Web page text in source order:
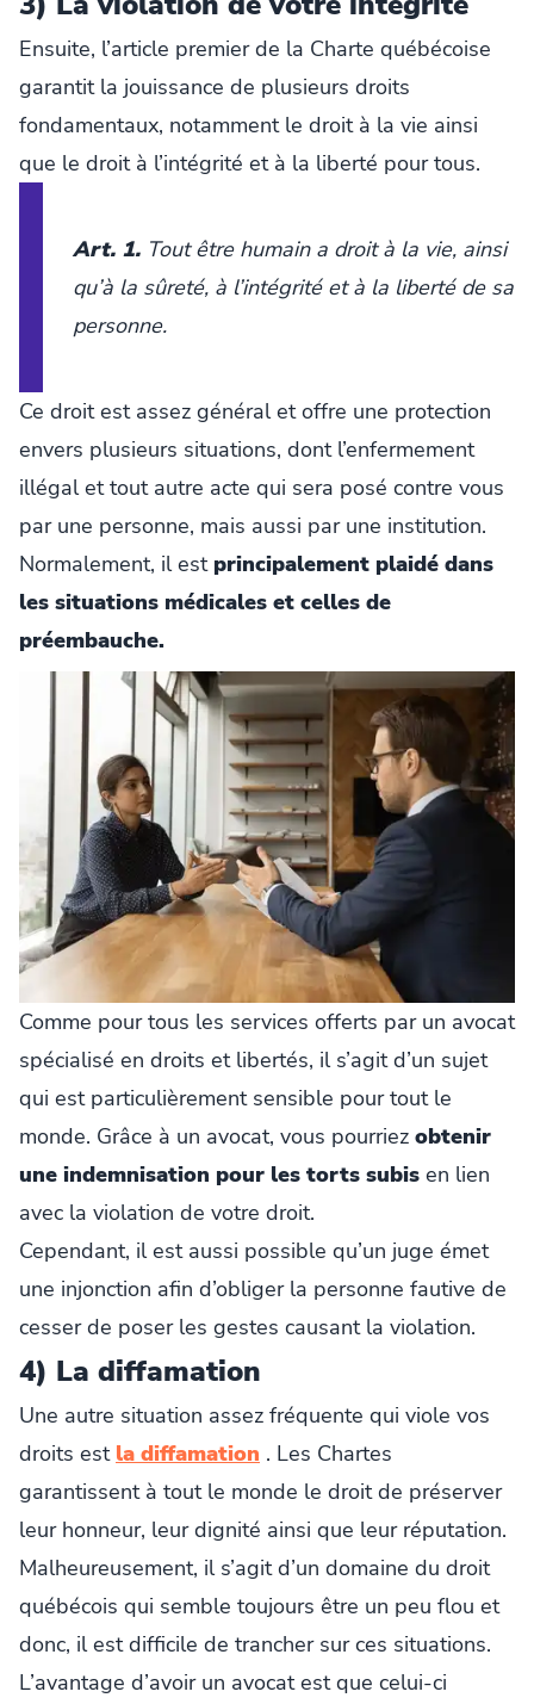
Ensuite, l’article premier de la Charte québécoise
garantit la jouissance de plusieurs droits
fondamentaux, notamment le droit à la vie ainsi
que le droit à l’intégrité et à la liberté pour tous.
Art. 1. Tout être humain a droit à la vie, ainsi
qu’à la sûreté, à l’intégrité et à la liberté de sa
personne.
Ce droit est assez général et offre une protection
envers plusieurs situations, dont l’enfermement
illégal et tout autre acte qui sera posé contre vous
par une personne, mais aussi par une institution.
Normalement, il est principalement plaidé dans
les situations médicales et celles de
préembauche.
Comme pour tous les services offerts par un avocat
spécialisé en droits et libertés, il s’agit d’un sujet
qui est particulièrement sensible pour tout le
monde. Grâce à un avocat, vous pourriez obtenir
une indemnisation pour les torts subis en lien
avec la violation de votre droit.
Cependant, il est aussi possible qu’un juge émet
une injonction afin d’obliger la personne fautive de
cesser de poser les gestes causant la violation.
4) La diffamation
Une autre situation assez fréquente qui viole vos
droits est la diffamation . Les Chartes
garantissent à tout le monde le droit de préserver
leur honneur, leur dignité ainsi que leur réputation.
Malheureusement, il s’agit d’un domaine du droit
québécois qui semble toujours être un peu flou et
donc, il est difficile de trancher sur ces situations.
L’avantage d’avoir un avocat est que celui-ci